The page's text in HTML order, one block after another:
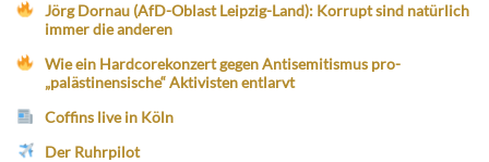
Jörg Dornau (AfD-Oblast Leipzig-Land): Korrupt sind natürlich
immer die anderen
Wie ein Hardcorekonzert gegen Antisemitismus pro-
„palästinensische“ Aktivisten entlarvt
Coffins live in Köln
Der Ruhrpilot